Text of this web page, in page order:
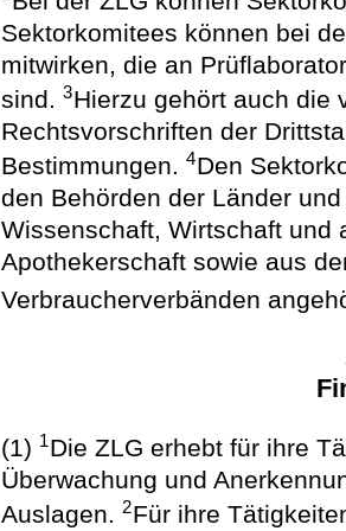
Sektorkomitees können bei
mitwirken, die an
sind.3Hierzu gehört auch die
Rechtsvorschriften der
Bestimmungen.4Den
den Behörden der Länder
Wissenschaft, Wirtschaft und
Apothekerschaft sowie aus
Verbraucherverbänden
(1) 1Die ZLG erhebt für ihre
Überwachung und
Auslagen.2Für ihre